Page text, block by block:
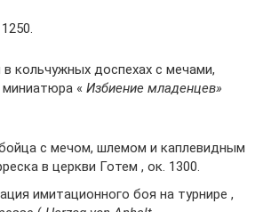
кольчужных доспехах с мечами,
« Избиение младенцев»
с мечом, шлемом и каплевидным
в церкви Готем , ок. 1300.
имитационного боя на турнире ,